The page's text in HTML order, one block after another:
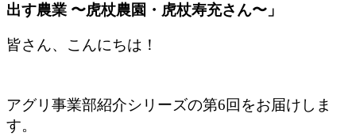
出す農業 〜虎杖農園・虎杖寿充さん〜」
皆さん、こんにちは！
アグリ事業部紹介シリーズの第6回をお届けしま
す。